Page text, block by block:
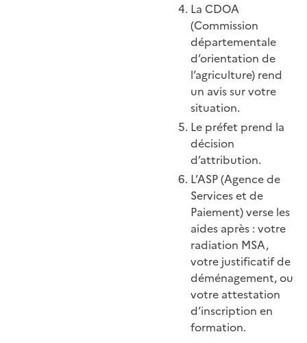
La CDOA
(Commission
départementale
d’orientation de
l’agriculture) rend
un avis sur votre
situation.
Le préfet prend la
décision
d’attribution.
L’ASP (Agence de
Services et de
Paiement) verse les
aides après : votre
radiation MSA,
votre justificatif de
déménagement, ou
votre attestation
d’inscription en
formation.